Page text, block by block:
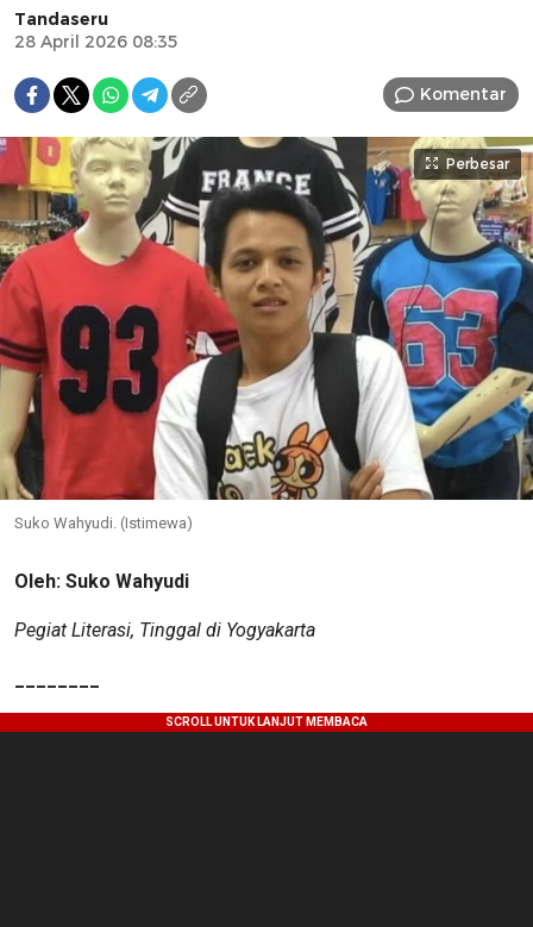
Tandaseru
28 April 2026 08:35
Komentar
Perbesar
Suko Wahyudi. (Istimewa)
Oleh: Suko Wahyudi
Pegiat Literasi, Tinggal di Yogyakarta